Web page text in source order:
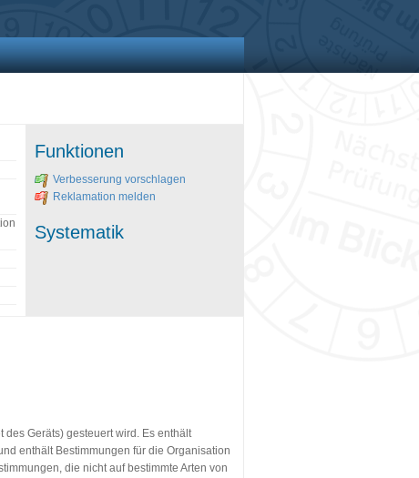
Funktionen
Verbesserung vorschlagen
Reklamation melden
Systematik
Geräts) gesteuert wird. Es enthält
enthält Bestimmungen für die Organisation
die nicht auf bestimmte Arten von